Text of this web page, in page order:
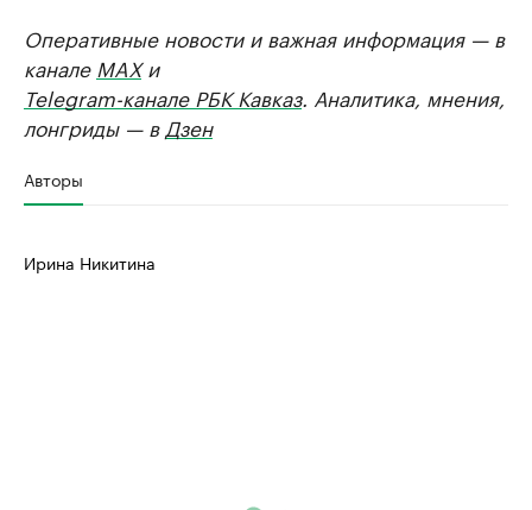
Оперативные новости и важная информация — в
канале MAXи
Telegram-канале РБК Кавказ. Аналитика, мнения,
лонгриды — в Дзен
Авторы
Ирина Никитина